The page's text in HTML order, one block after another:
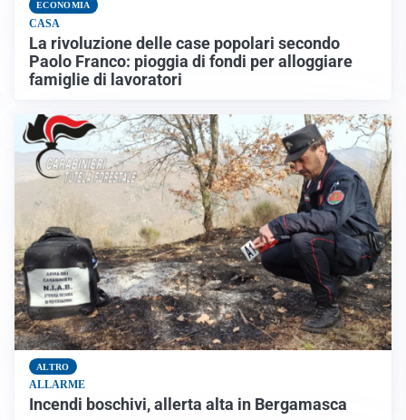
ECONOMIA
CASA
La rivoluzione delle case popolari secondo
Paolo Franco: pioggia di fondi per alloggiare
famiglie di lavoratori
ALTRO
ALLARME
Incendi boschivi, allerta alta in Bergamasca